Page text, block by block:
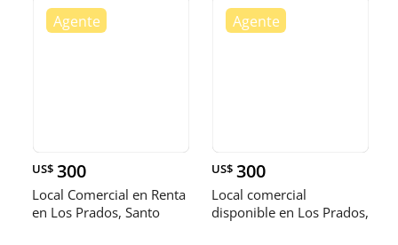
US$ 300
Local Comercial en Renta
en Los Prados, Santo
US$ 300
Local comercial
disponible en Los Prados,